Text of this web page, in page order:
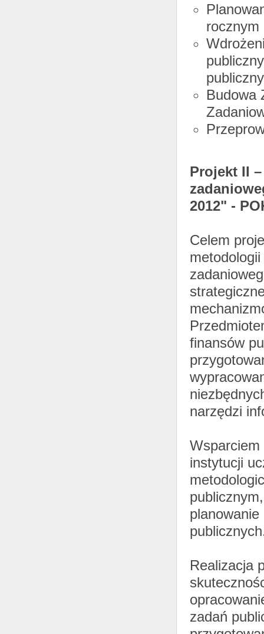
rocznym
Budowa
Projekt II
2012" -
Celem
finansów
narzędzi
instytucji
Realizacja
zadań